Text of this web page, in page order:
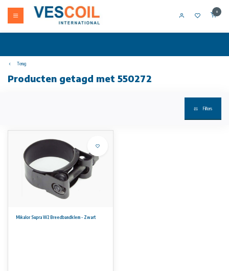
0
Terug
Producten getagd met 550272
Filters
Mikalor Supra W2 Breedbandklem - Zwart